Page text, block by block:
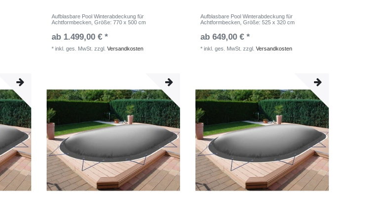
Aufblasbare Pool Winterabdeckung für
Achtformbecken , Größe: 770 x 500 cm
ab 1.499,00 € *
*inkl. ges. MwSt. zzgl.Versandkosten
Aufblasbare Pool Winterabdeckung für
Achtformbecken , Größe: 525 x 320 cm
ab 649,00 € *
*inkl. ges. MwSt. zzgl.Versandkosten